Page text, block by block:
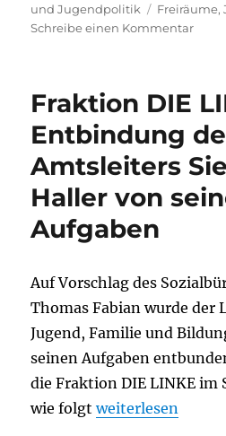
am
und Jugendpolitik
Freiräume,
Schreibe einen Kommentarzu
ein
Fraktion DIE
Entbindung
Amtsleiters
Haller von
Aufgaben
Auf Vorschlag des
Thomas Fabian wurde der
Jugend, Familie und
seinen Aufgaben
die Fraktion DIE LINKE im
wie folgt„Fraktion DIE
weiterlesen